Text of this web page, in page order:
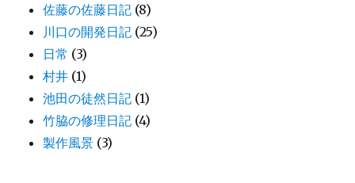
佐藤の佐藤日記 (8)
川口の開発日記 (25)
日常 (3)
村井 (1)
池田の徒然日記 (1)
竹脇の修理日記 (4)
製作風景 (3)